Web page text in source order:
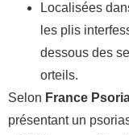
Localisées
les plis
dessous des
orteils.
Selon France
présentant un